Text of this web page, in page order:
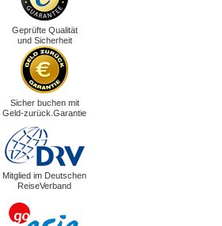
Geprüfte Qualität
und Sicherheit
Sicher buchen mit
Geld-zurück.Garantie
Mitglied im Deutschen
ReiseVerband